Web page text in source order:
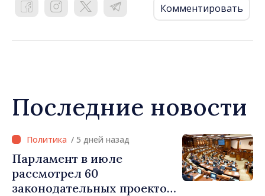
Комментировать
Последние новости
/ 5 дней назад
Парламент в июле
рассмотрел 60
законодательных проектов